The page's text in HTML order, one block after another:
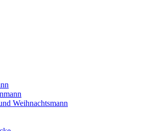
Weihnachtsmann